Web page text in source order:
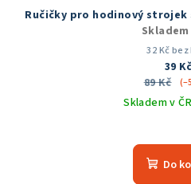
Ručičky pro hodinový strojek
Skladem
32 Kč bez
39 Kč
89 Kč
Skladem v ČR
Do